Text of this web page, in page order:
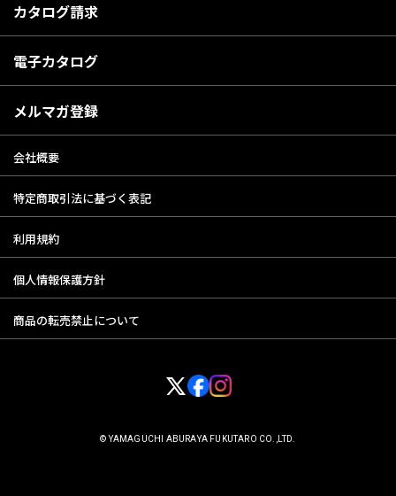
カタログ請求
電子カタログ
メルマガ登録
会社概要
特定商取引法に基づく表記
利用規約
個人情報保護方針
商品の転売禁止について
© YAMAGUCHI ABURAYA FUKUTARO CO.,LTD.